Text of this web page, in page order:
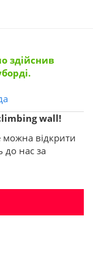
здійснив
wall!
можна відкрити
до нас за